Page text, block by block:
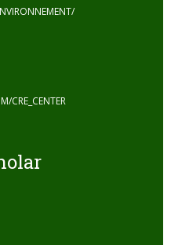
CRE_CENTER